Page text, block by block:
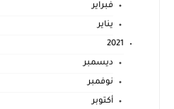
فبراير
يناير
2021
ديسمبر
نوفمبر
أكتوبر